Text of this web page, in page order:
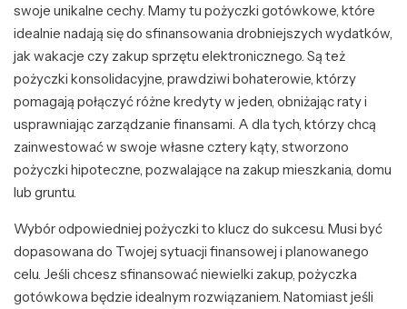
swoje unikalne cechy. Mamy tu pożyczki gotówkowe, które
idealnie nadają się do sfinansowania drobniejszych wydatków,
jak wakacje czy zakup sprzętu elektronicznego. Są też
pożyczki konsolidacyjne, prawdziwi bohaterowie, którzy
pomagają połączyć różne kredyty w jeden, obniżając raty i
usprawniając zarządzanie finansami. A dla tych, którzy chcą
zainwestować w swoje własne cztery kąty, stworzono
pożyczki hipoteczne, pozwalające na zakup mieszkania, domu
lub gruntu.
Wybór odpowiedniej pożyczki to klucz do sukcesu. Musi być
dopasowana do Twojej sytuacji finansowej i planowanego
celu. Jeśli chcesz sfinansować niewielki zakup, pożyczka
gotówkowa będzie idealnym rozwiązaniem. Natomiast jeśli